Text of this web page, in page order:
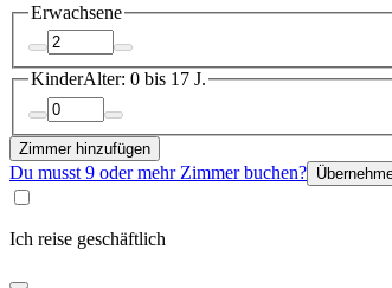
Erwachsene
KinderAlter: 0 bis 17 J.
Zimmer hinzufügen
Du musst 9 oder mehr Zimmer buchen?
Ich reise geschäftlich